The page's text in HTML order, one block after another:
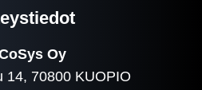
Oy
14, 70800 KUOPIO